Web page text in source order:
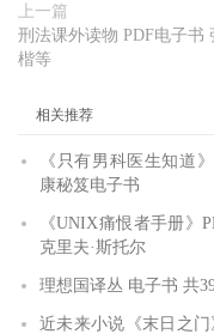
上一篇
刑法课外读物 PDF电子书
楷等
相关推荐
《只有男科医生知道
康秘笈电子书
《UNIX痛恨者手册》
克里夫·斯托尔
理想国译丛 电子书 共
近未来小说《末日之门